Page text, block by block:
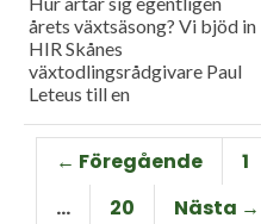
årets växtsäsong? Vi bjöd in
HIR Skånes
växtodlingsrådgivare Paul
Leteus till en
genomgång av de vanligaste
grödorna.
← Föregående 1
…
20 Nästa →